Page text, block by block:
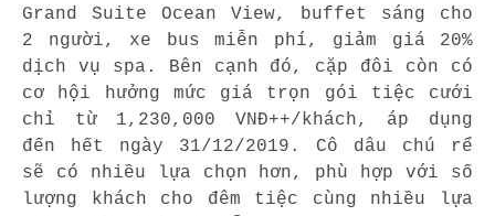
Grand Suite Ocean View, buffet sáng cho
2 người, xe bus miễn phí, giảm giá 20%
dịch vụ spa. Bên cạnh đó, cặp đôi còn có
cơ hội hưởng mức giá trọn gói tiệc cưới
chỉ từ 1,230,000 VNĐ++/khách, áp dụng
đến hết ngày 31/12/2019. Cô dâu chú rể
sẽ có nhiều lựa chọn hơn, phù hợp với số
lượng khách cho đêm tiệc cùng nhiều lựa